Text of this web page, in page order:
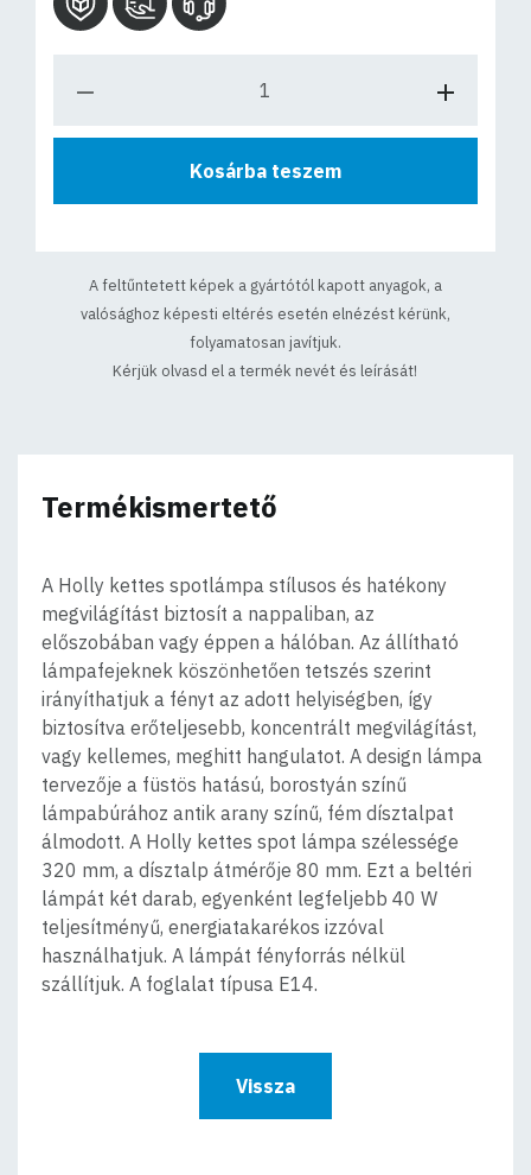
Kosárba teszem
A feltűntetett képek a gyártótól kapott anyagok, a
valósághoz képesti eltérés esetén elnézést kérünk,
folyamatosan javítjuk.
Kérjük olvasd el a termék nevét és leírását!
Termékismertető
A Holly kettes spotlámpa stílusos és hatékony
megvilágítást biztosít a nappaliban, az
előszobában vagy éppen a hálóban. Az állítható
lámpafejeknek köszönhetően tetszés szerint
irányíthatjuk a fényt az adott helyiségben, így
biztosítva erőteljesebb, koncentrált megvilágítást,
vagy kellemes, meghitt hangulatot. A design lámpa
tervezője a füstös hatású, borostyán színű
lámpabúrához antik arany színű, fém dísztalpat
álmodott. A Holly kettes spot lámpa szélessége
320 mm, a dísztalp átmérője 80 mm. Ezt a beltéri
lámpát két darab, egyenként legfeljebb 40 W
teljesítményű, energiatakarékos izzóval
használhatjuk. A lámpát fényforrás nélkül
szállítjuk. A foglalat típusa E14.
Vissza